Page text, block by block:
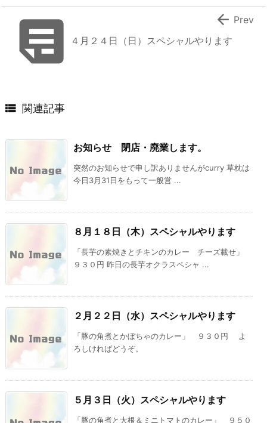
 ４月２４日（日）スペシャルやります
 Prev
 関連記事
お知らせ 閉店・廃業します。
突然のお知らせで申し訳ありませんがcurry 草枕は
今日3月31日をもって一般営 ...
８月１８日（木）スペシャルやります
「長芋の素焼きとチキンのカレー チーズ載せ」
９３０円 昨日の長芋オクラスペシャ ...
２月２２日（水）スペシャルやります
「豚の角煮とかぼちゃのカレー」 ９３０円 よ
ろしければどうぞ。
５月３日（火）スペシャルやります
「豚の角煮と大根＆ミニトマトのカレー」 ９５０